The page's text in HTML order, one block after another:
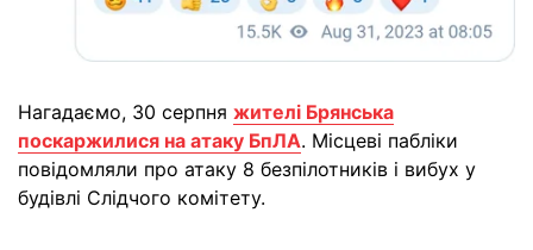
Нагадаємо, 30 серпня жителі Брянська
поскаржилися на атаку БпЛА. Місцеві пабліки
повідомляли про атаку 8 безпілотників і вибух у
будівлі Слідчого комітету.